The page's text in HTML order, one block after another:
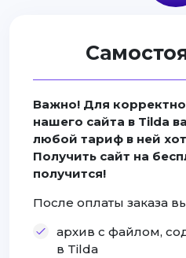
Важно! Для
нашего сайта в Tilda
любой тариф в ней
Получить сайт на
получится!
После оплаты заказа
архив с файлом,
в Tilda